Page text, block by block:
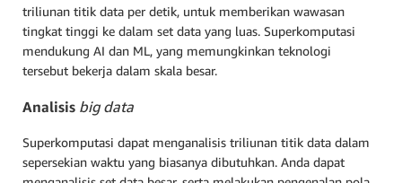
triliunan titik data per detik, untuk memberikan wawasan
tingkat tinggi ke dalam set data yang luas. Superkomputasi
mendukung AI dan ML, yang memungkinkan teknologi
tersebut bekerja dalam skala besar.
Analisis big data
Superkomputasi dapat menganalisis triliunan titik data dalam
sepersekian waktu yang biasanya dibutuhkan. Anda dapat